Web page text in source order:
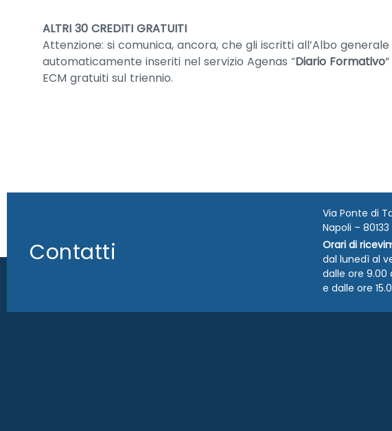
ALTRI 30 CREDITI GRATUITI
Attenzione: si comunica, ancora, che gli iscritti all’Albo generale
automaticamente inseriti nel servizio Agenas “Diario Formativo
ECM gratuiti sul triennio.
Contatti
Via Ponte di
Napoli – 80133
Orari di
dal lunedì al
dalle ore 9.00
e dalle ore